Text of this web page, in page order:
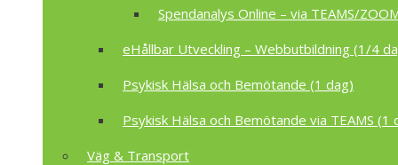
Spendanalys Online – via TEAMS/
eHållbar Utveckling – Webbutbildning (1/4
Psykisk Hälsa och Bemötande (1 dag)
Psykisk Hälsa och Bemötande via TEAMS (1
Väg & Transport